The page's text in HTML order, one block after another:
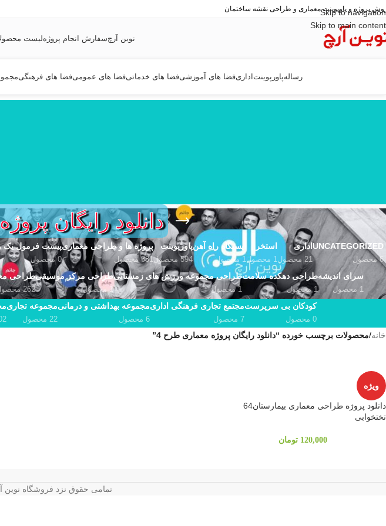
Skip to navigation
Skip to main content
پروژه و پاوپوینت معماری و طراحی نقشه ساختمان
نوین آرچسفارش انجام پروژهلیست
رسالهپاورپوینت اداریفضا های آموزشیفضا های خدماتیفضا های عمومیفضا های فرهنگی
دانلود رایگان
UNCATEGORIZED
6 محصول
اداری
21 محصول
استخر
1 محصول
ایستگاه راه آهن
1 محصول
پاورپوینت
594 محصول
پروژه ها و طراحی معماری
381 محصول
پیست فرمول یک و
0 محصول
سرای اندیشه
1 محصول
طراحی دهکده سلامت
1 محصول
طراحی مجموعه ورزش های زمستانی
1 محصول
طراحی مرکز موسیقی
1 محصول
طراحی
262 محصول
کودکان بی سرپرست
0 محصول
مجتمع تجاری فرهنگی اداری
7 محصول
مجموعه بهداشتی و درمانی
6 محصول
مجموعه تجاری
22 محصول 102
خانه/محصولات برچسب خورده “دانلود رایگان پروژه معماری طرح 4”
ویژه
دانلود پروژه طراحی معماری بیمارستان64
تختخوابی
120,000 تومان
تمامی حقوق نزد فروشگاه